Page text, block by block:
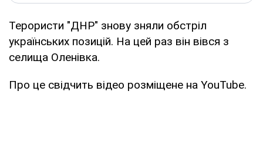
Терористи "ДНР" знову зняли обстріл
українських позицій. На цей раз він вівся з
селища Оленівка.
Про це свідчить відео розміщене на YouTube.